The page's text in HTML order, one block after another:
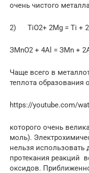
очень чистого
2) TiO2+ 2Мg = Тi +
ЗМnO2 + 4Аl = ЗМn +
Чаще всего в
теплота образования
https://youtube.com/
которого очень
моль).
нельзя
протекания реакций
оксидов.